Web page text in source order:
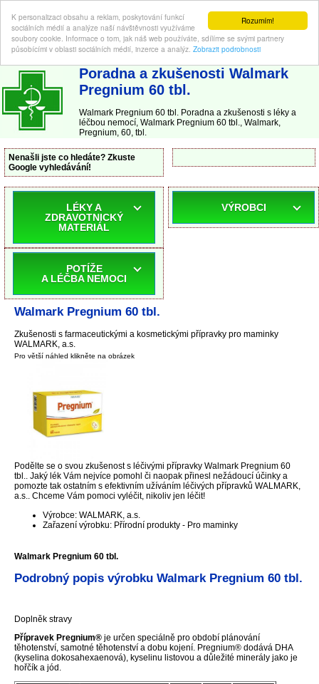
Rozumím!
K personalizaci obsahu a reklam, poskytování funkcí
sociálních médií a analýze naší návštěvnosti využíváme
soubory cookie. Informace o tom, jak náš web používáte, sdílíme se svými partnery
působícími v oblasti sociálních médií, inzerce a analýz. Zobrazit podrobnosti
ABC-LEKARNA.cz | Poradna a zkušenosti s léky a léčbou nemocí
Poradna a zkušenosti Walmark
Pregnium 60 tbl.
Walmark Pregnium 60 tbl. Poradna a zkušenosti s léky a
léčbou nemocí, Walmark Pregnium 60 tbl., Walmark,
Pregnium, 60, tbl.
Nenašli jste co hledáte? Zkuste
Google vyhledávání!
LÉKY A
ZDRAVOTNICKÝ
MATERIÁL
POTÍŽE
A LÉČBA NEMOCI
VÝROBCI
Walmark Pregnium 60 tbl.
Zkušenosti s farmaceutickými a kosmetickými přípravky pro maminky
WALMARK, a.s.
Pro větší náhled klikněte na obrázek
Podělte se o svou zkušenost s léčivými přípravky Walmark Pregnium 60
tbl.. Jaký lék Vám nejvíce pomohl či naopak přinesl nežádoucí účinky a
pomozte tak ostatním s efektivním užíváním léčivých přípravků WALMARK,
a.s.. Chceme Vám pomoci vyléčit, nikoliv jen léčit!
Výrobce: WALMARK, a.s.
Zařazení výrobku: Přírodní produkty - Pro maminky
Walmark Pregnium 60 tbl.
Podrobný popis výrobku Walmark Pregnium 60 tbl.
Doplněk stravy
Přípravek Pregnium®je určen speciálně pro období plánování
těhotenství, samotné těhotenství a dobu kojení. Pregnium® dodává DHA
(kyselina dokosahexaenová), kyselinu listovou a důležité minerály jako je
hořčík a jód.